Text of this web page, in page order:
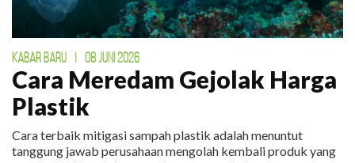
KABAR BARU 08 JUNI 2026
Cara Meredam Gejolak Harga
Plastik
Cara terbaik mitigasi sampah plastik adalah menuntut
tanggung jawab perusahaan mengolah kembali produk yang